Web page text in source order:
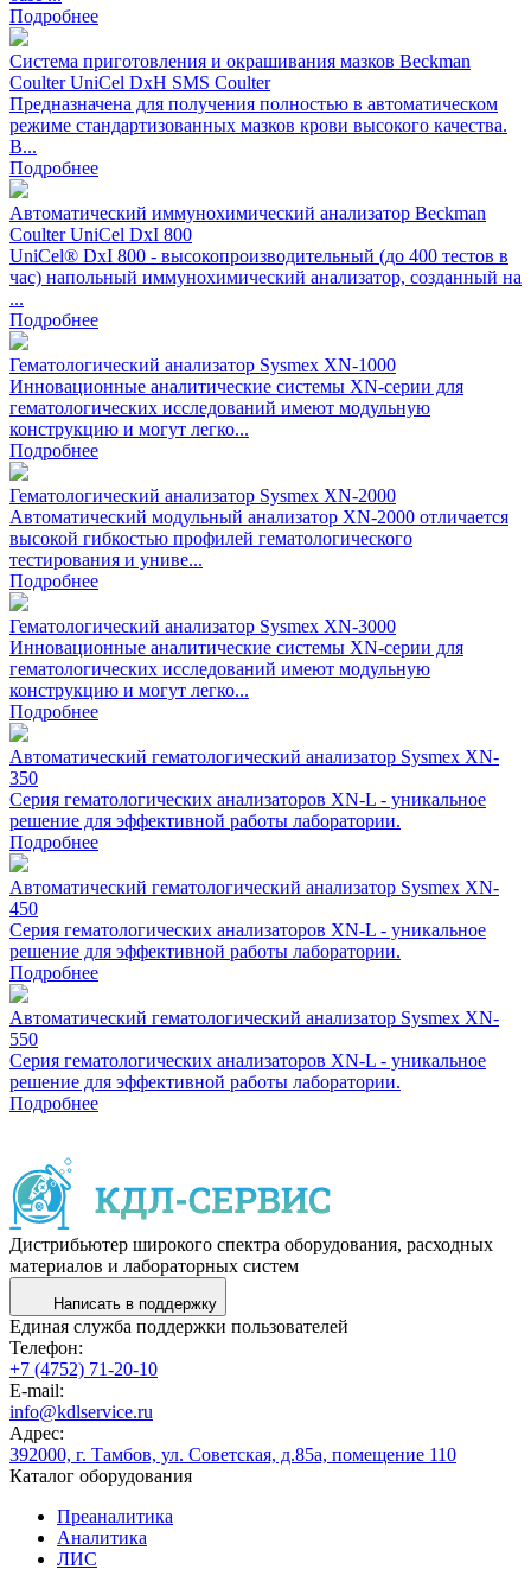
Подробнее
Система приготовления и окрашивания мазков Beckman
Coulter UniCel DxH SMS Coulter
Предназначена для получения полностью в автоматическом
режиме стандартизованных мазков крови высокого качества.
В...
Подробнее
Автоматический иммунохимический анализатор Beckman
Coulter UniCel DxI 800
UniCel® DxI 800 - высокопроизводительный (до 400 тестов в
час) напольный иммунохимический анализатор, созданный на
...
Подробнее
Гематологический анализатор Sysmex XN-1000
Инновационные аналитические системы ХN-серии для
гематологических исследований имеют модульную
конструкцию и могут легко...
Подробнее
Гематологический анализатор Sysmex XN-2000
Автоматический модульный анализатор XN-2000 отличается
высокой гибкостью профилей гематологического
тестирования и униве...
Подробнее
Гематологический анализатор Sysmex XN-3000
Инновационные аналитические системы ХN-серии для
гематологических исследований имеют модульную
конструкцию и могут легко...
Подробнее
Автоматический гематологический анализатор Sysmex XN-
350
Cерия гематологических анализаторов XN-L - уникальное
решение для эффективной работы лаборатории.
Подробнее
Автоматический гематологический анализатор Sysmex XN-
450
Cерия гематологических анализаторов XN-L - уникальное
решение для эффективной работы лаборатории.
Подробнее
Автоматический гематологический анализатор Sysmex XN-
550
Cерия гематологических анализаторов XN-L - уникальное
решение для эффективной работы лаборатории.
Подробнее
Дистрибьютер широкого спектра оборудования, расходных
материалов и лабораторных систем
Написать в поддержку
Единая служба поддержки пользователей
Телефон:
+7 (4752) 71-20-10
E-mail:
info@kdlservice.ru
Адрес:
392000, г. Тамбов, ул. Советская, д.85а, помещение 110
Каталог оборудования
Преаналитика
Аналитика
ЛИС